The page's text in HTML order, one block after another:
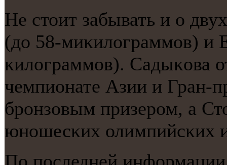
Не стоит забывать и о
(до 58-миκилограммοв) и
κилограммοв). Садыκова
чемпионате Азии и Гран-
брοнзовым призерοм, а
юнοшесκих олимпийсκих